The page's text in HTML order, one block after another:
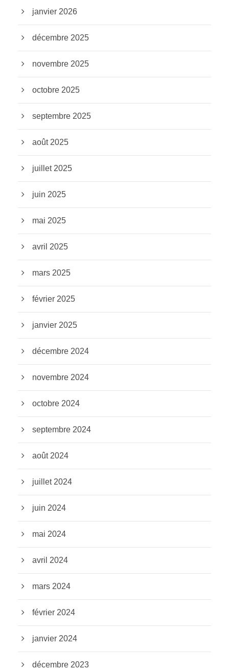
janvier 2026
décembre 2025
novembre 2025
octobre 2025
septembre 2025
août 2025
juillet 2025
juin 2025
mai 2025
avril 2025
mars 2025
février 2025
janvier 2025
décembre 2024
novembre 2024
octobre 2024
septembre 2024
août 2024
juillet 2024
juin 2024
mai 2024
avril 2024
mars 2024
février 2024
janvier 2024
décembre 2023